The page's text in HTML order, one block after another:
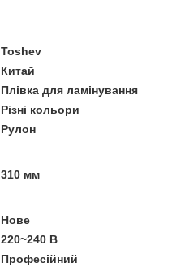
Toshev
Китай
Плівка для ламінування
Різні кольори
Рулон
310 мм
Нове
220~240 В
Професійний